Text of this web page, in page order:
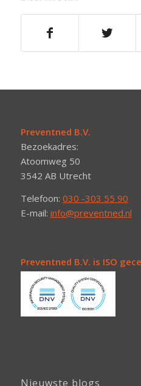
Preventned B.V.
Bezoekadres:
Atoomweg 50
3542 AB Utrecht
Telefoon: 030 -303 55 90
E-mail: info@preventned.nl
Preventned B.V. is ISO
Nieuwste blogs